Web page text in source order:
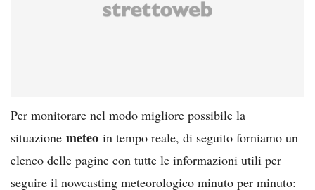
Per monitorare nel modo migliore possibile la
situazione meteo in tempo reale, di seguito forniamo un
elenco delle pagine con tutte le informazioni utili per
seguire il nowcasting meteorologico minuto per minuto: